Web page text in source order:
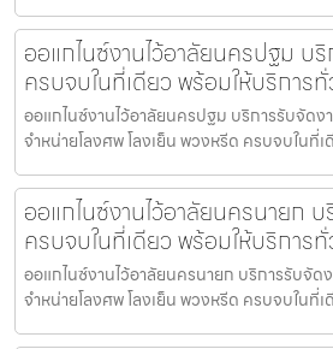
ออแกไนซ์งานไว้อาลัยนครปฐม บ
ครบจบในที่เดียว พร้อมให้บริการ
ออแกไนซ์งานไว้อาลัยนครปฐม บริการรับจัด
จำหน่ายโลงศพ โลงเย็น พวงหรีด ครบจบในที่
ออแกไนซ์งานไว้อาลัยนครนายก
ครบจบในที่เดียว พร้อมให้บริการ
ออแกไนซ์งานไว้อาลัยนครนายก บริการรับจั
จำหน่ายโลงศพ โลงเย็น พวงหรีด ครบจบในที่